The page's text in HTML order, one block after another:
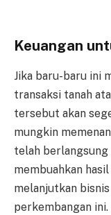
Keuangan
Jika baru-baru ini
transaksi tanah
tersebut akan
mungkin
telah berlangsung
membuahkan
melanjutkan
perkembangan